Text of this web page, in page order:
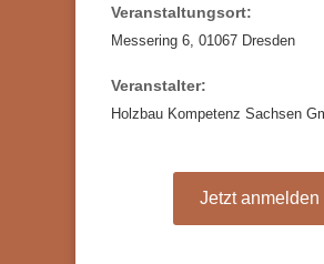
Veranstaltungsort:
Messering 6, 01067 Dresden
Veranstalter:
Holzbau Kompetenz Sachsen
Jetzt anmelden